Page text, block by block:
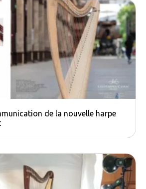
de la nouvelle harpe